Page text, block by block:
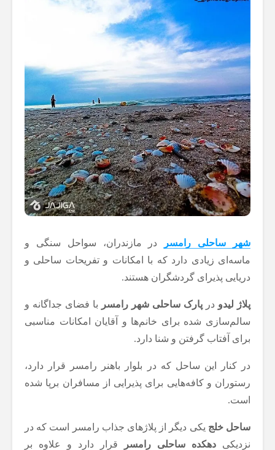
شهر ساحلی رامسر
در مازندران، سواحل سنگی و
ماسه‌ای زیادی دارد که با امکانات و تفریحات ساحلی و
دریایی پذیرای گردشگران هستند.
پلاژ لیدو در پارک ساحلی شهر رامسر
با فضای جداگانه و
سالم‌سازی شده برای خانم‌ها و آقایان امکانات مناسبی
برای آفتاب گرفتن و شنا دارد.
در کنار این ساحل که در بلوار باهنر رامسر قرار دارد،
رستوران و کافه‌هایی برای پذیرایی از مسافران برپا شده
است.
ساحل خلج یکی دیگر از پلاژهای جذاب رامسر است که در
نزدیکی دهکده ساحلی رامسر
قرار دارد و علاوه بر